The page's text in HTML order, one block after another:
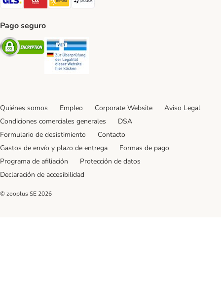
Pago seguro
Security
Quiénes somos Empleo Corporate Website
Aviso Legal
Condiciones comerciales generales
DSA
Formulario de desistimiento
Contacto
Gastos de envío y plazo de entrega
Formas de pago
Programa de afiliación
Protección de datos
Declaración de accesibilidad
© zooplus SE 2026